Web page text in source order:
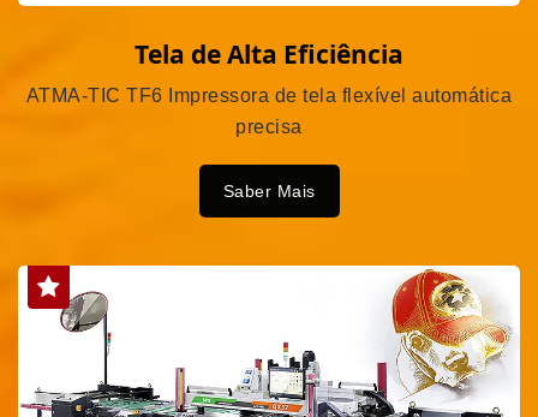
Tela de Alta Eficiência
ATMA-TIC TF6 Impressora de tela flexível automática
precisa
Saber Mais